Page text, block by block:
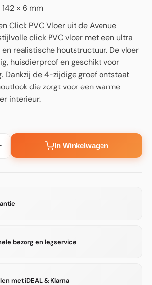
142 × 6 mm
Click PVC Vloer uit de Avenue
click PVC vloer met een ultra
realistische houtstructuur. De vloer
huisdierproof en geschikt voor
Dankzij de 4-zijdige groef ontstaat
die zorgt voor een warme
interieur.
In Winkelwagen
bezorg en legservice
met iDEAL & Klarna